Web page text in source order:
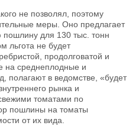
не позволял, поэтому
меры. Оно предлагает
пошлину для 130 тыс. тонн
льгота не будет
продолговатой и
на среднеплодные и
полагают в ведомстве, «будет
рынка и
томатами по
пошлины на томаты
от их вида.